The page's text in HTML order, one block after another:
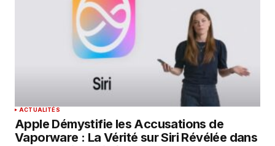
ACTUALITÉS
Apple Démystifie les Accusations de
Vaporware : La Vérité sur Siri Révélée dans